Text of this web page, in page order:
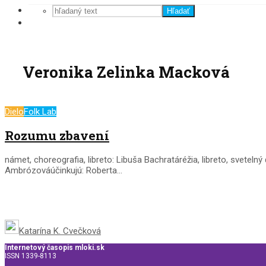
Hľadať
Veronika Zelinka Macková
DieloFolk Lab
Rozumu zbavení
námet, choreografia, libreto: Libuša Bachratáréžia, libreto,
Ambrózováúčinkujú: Roberta...
Katarína K. Cvečková
Internetový časopis mloki.sk
ISSN 1339-8113